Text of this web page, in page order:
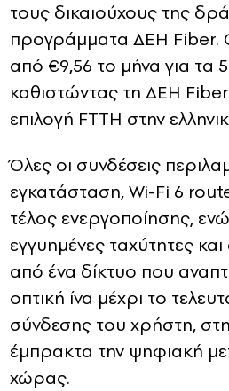
τους δικαιούχους της
προγράμματα ΔΕΗ Fiber.
από €9,56 το μήνα για τα
καθιστώντας τη ΔΕΗ
επιλογή FTTH στην
Όλες οι συνδέσεις
εγκατάσταση, Wi-Fi 6
τέλος ενεργοποίησης,
εγγυημένες ταχύτητες και
από ένα δίκτυο που
οπτική ίνα μέχρι το
σύνδεσης του χρήστη,
έμπρακτα την ψηφιακή
χώρας.